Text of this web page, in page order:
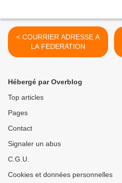
< COURRIER ADRESSE A
LA FEDERATION
Hébergé par Overblog
Top articles
Pages
Contact
Signaler un abus
C.G.U.
Cookies et données personnelles